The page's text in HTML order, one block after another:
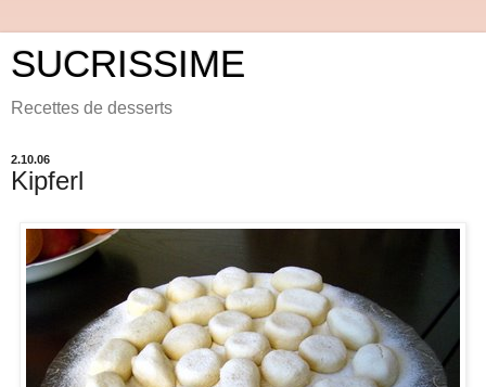
SUCRISSIME
Recettes de desserts
2.10.06
Kipferl